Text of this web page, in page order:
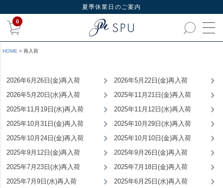
夏季休業日のご案内
0
HOME 再入荷
2026年6月26日(金)再入荷 2026年5月22日(金)再入荷
2026年5月20日(水)再入荷 2025年11月21日(金)再入荷
2025年11月19日(水)再入荷 2025年11月12日(水)再入荷
2025年10月31日(金)再入荷 2025年10月29日(水)再入荷
2025年10月24日(金)再入荷 2025年10月10日(金)再入荷
2025年9月12日(金)再入荷 2025年9月26日(金)再入荷
2025年7月23日(水)再入荷 2025年7月18日(金)再入荷
2025年7月9日(水)再入荷 2025年6月25日(水)再入荷